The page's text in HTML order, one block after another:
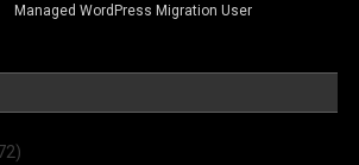
Managed WordPress Migration User